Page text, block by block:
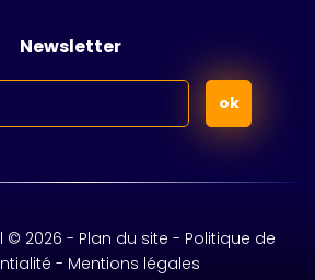
Newsletter
© 2026 - Plan du site - Politique de
- Mentions légales